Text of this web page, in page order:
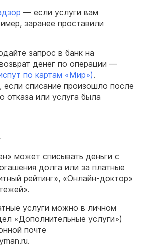
— если услуги вам
заранее проставили
запрос в банк на
денег по операции —
по картам «Мир»).
если списание произошло после
отказа или услуга была
может списывать деньги с
долга или за платные
рейтинг», «Онлайн-доктор»
услуги можно в личном
«Дополнительные услуги»)
почте